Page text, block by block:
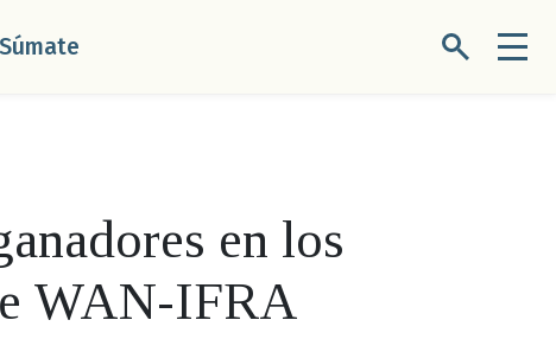
Súmate
en los
WAN-IFRA